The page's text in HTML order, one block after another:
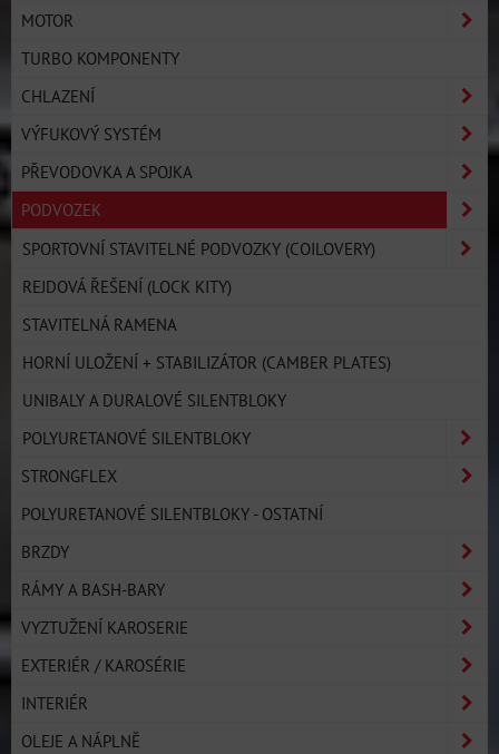
MOTOR
TURBO KOMPONENTY
CHLAZENÍ
VÝFUKOVÝ SYSTÉM
PŘEVODOVKA A SPOJKA
PODVOZEK
SPORTOVNÍ STAVITELNÉ PODVOZKY (COILOVERY)
REJDOVÁ ŘEŠENÍ (LOCK KITY)
STAVITELNÁ RAMENA
HORNÍ ULOŽENÍ + STABILIZÁTOR (CAMBER PLATES)
UNIBALY A DURALOVÉ SILENTBLOKY
POLYURETANOVÉ SILENTBLOKY
STRONGFLEX
POLYURETANOVÉ SILENTBLOKY - OSTATNÍ
BRZDY
RÁMY A BASH-BARY
VYZTUŽENÍ KAROSERIE
EXTERIÉR / KAROSÉRIE
INTERIÉR
OLEJE A NÁPLNĚ